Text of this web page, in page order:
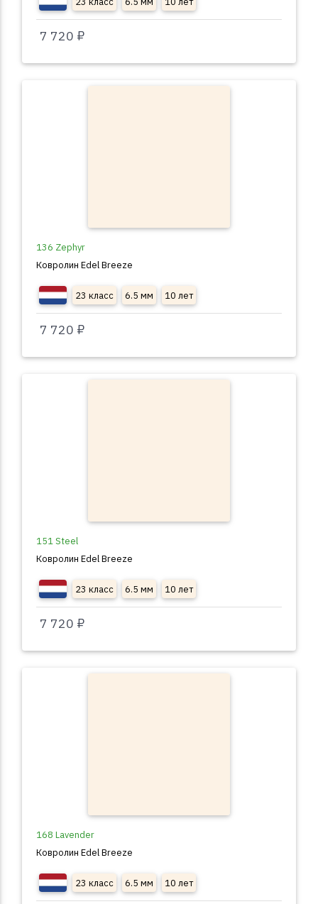
7 720 ₽
136 Zephyr
Ковролин Edel Breeze
23 класс 6.5 мм 10 лет
7 720 ₽
151 Steel
Ковролин Edel Breeze
23 класс 6.5 мм 10 лет
7 720 ₽
168 Lavender
Ковролин Edel Breeze
23 класс 6.5 мм 10 лет